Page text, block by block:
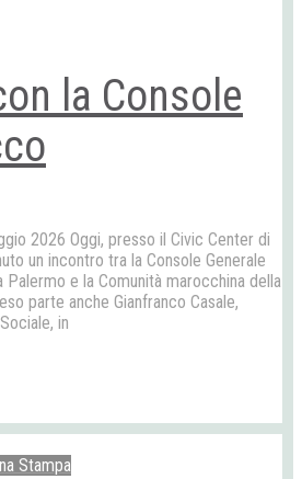
la Console
2026 Oggi, presso il Civic Center di
un incontro tra la Console Generale
e la Comunità marocchina della
parte anche Gianfranco Casale,
in
Stampa